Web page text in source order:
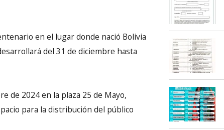
en el lugar donde nació Bolivia
del 31 de diciembre hasta
de 2024 en la plaza 25 de Mayo,
para la distribución del público